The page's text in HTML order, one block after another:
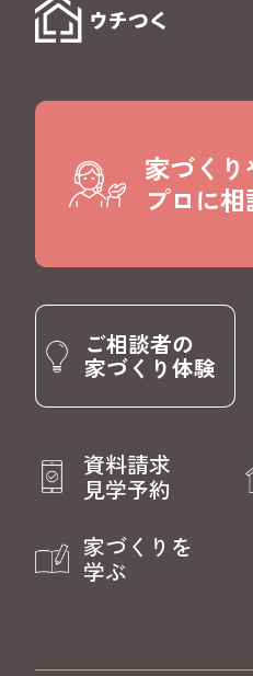
家づく
プロに
ご相談者の
家づくり体験
資料請求
見学予約
家づくりを
学ぶ